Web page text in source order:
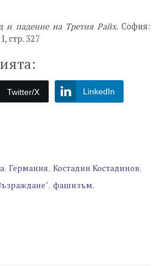
и падение на Третия Райх.София:
стр. 327
Twitter/X LinkedIn
,Германия,Костадин Костадинов,
, фашизъм,